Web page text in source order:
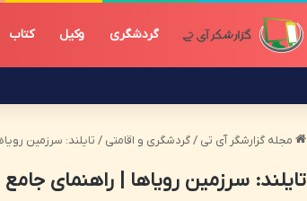
گردشگری وکیل کتاب
مجله گزارشگر آی تی / گردشگری و اقامتی / تایلند: سرزمین
تایلند: سرزمین رویاها | راهنمای